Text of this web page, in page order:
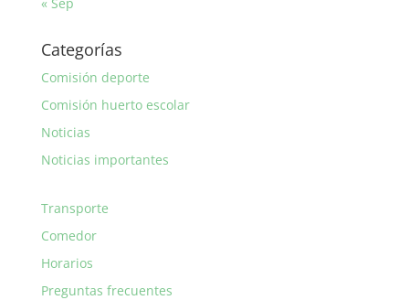
Categorías
Comisión deporte
Comisión huerto escolar
Noticias
Noticias importantes
Transporte
Comedor
Horarios
Preguntas frecuentes